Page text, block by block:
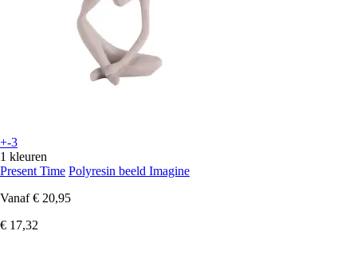
+-3
1 kleuren
Present Time Polyresin beeld Imagine
Vanaf € 20,95
€ 17,32